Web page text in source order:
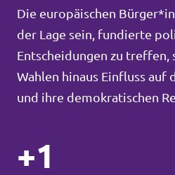
Die europäischen
der Lage sein, fundierte
Entscheidungen zu
Wahlen hinaus Einfluss auf
und ihre demokratischen
+1